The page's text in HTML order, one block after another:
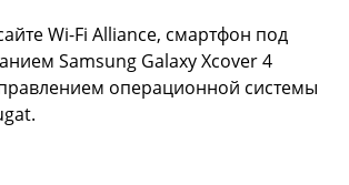
Wi-Fi Alliance, смартфон под
Samsung Galaxy Xcover 4
операционной системы